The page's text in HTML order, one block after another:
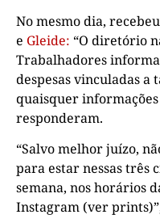
No mesmo dia,
e Gleide: “O diretório
Trabalhadores
despesas vinculadas a
quaisquer informações
responderam.
“Salvo melhor juízo,
para estar nessas três
semana, nos horários
Instagram (ver